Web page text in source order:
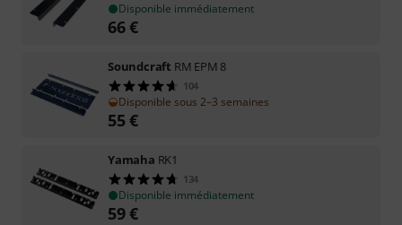
Disponible immédiatement
66€
Soundcraft RM EPM 8
104
Disponible sous 2–3 semaines
55€
Yamaha RK1
134
Disponible immédiatement
59€